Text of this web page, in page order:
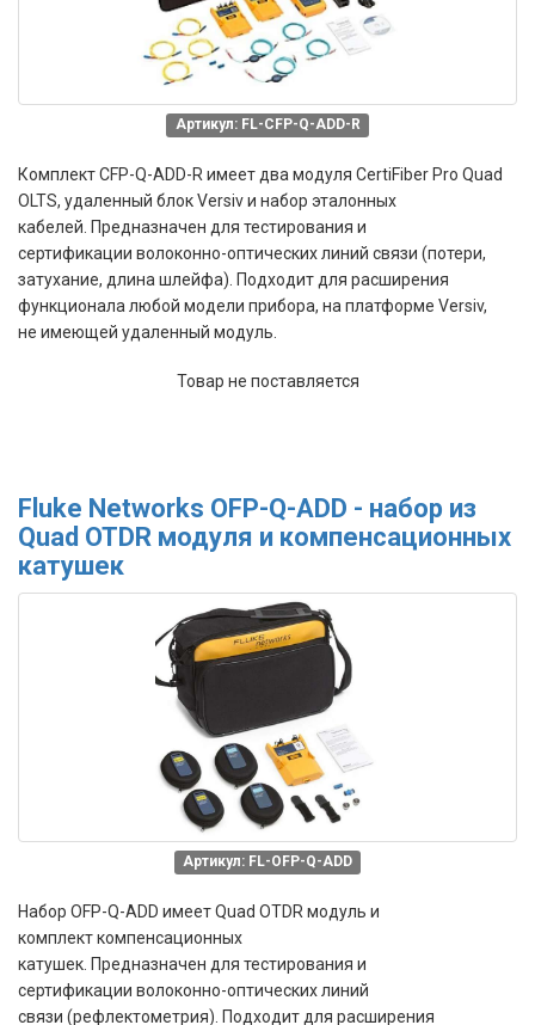
Артикул: FL-CFP-Q-ADD-R
Комплект CFP-Q-ADD-R имеет два модуля CertiFiber Pro Quad
OLTS, удаленный блок Versiv и набор эталонных
кабелей. Предназначен для тестирования и
сертификации волоконно-оптических линий связи (потери,
затухание, длина шлейфа). Подходит для расширения
функционала любой модели прибора, на платформе Versiv,
не имеющей удаленный модуль.
Товар не поставляется
Fluke Networks OFP-Q-ADD - набор из
Quad OTDR модуля и компенсационных
катушек
Артикул: FL-OFP-Q-ADD
Набор OFP-Q-ADD имеет Quad OTDR модуль и
комплект компенсационных
катушек. Предназначен для тестирования и
сертификации волоконно-оптических линий
связи (рефлектометрия). Подходит для расширения